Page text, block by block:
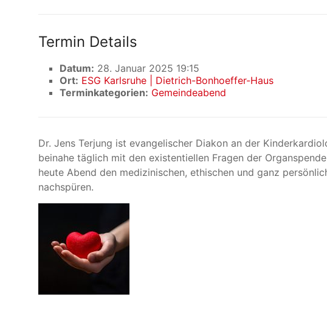
Termin Details
Datum: 28. Januar 2025 19:15
Ort: ESG Karlsruhe | Dietrich-Bonhoeffer-Haus
Terminkategorien: Gemeindeabend
Dr. Jens Terjung ist evangelischer Diakon an der
beinahe täglich mit den existentiellen Fragen der
heute Abend den medizinischen, ethischen und ganz
nachspüren.